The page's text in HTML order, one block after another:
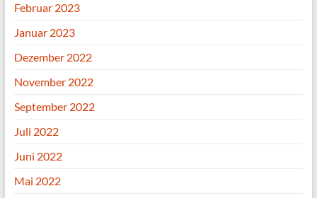
Februar 2023
Januar 2023
Dezember 2022
November 2022
September 2022
Juli 2022
Juni 2022
Mai 2022